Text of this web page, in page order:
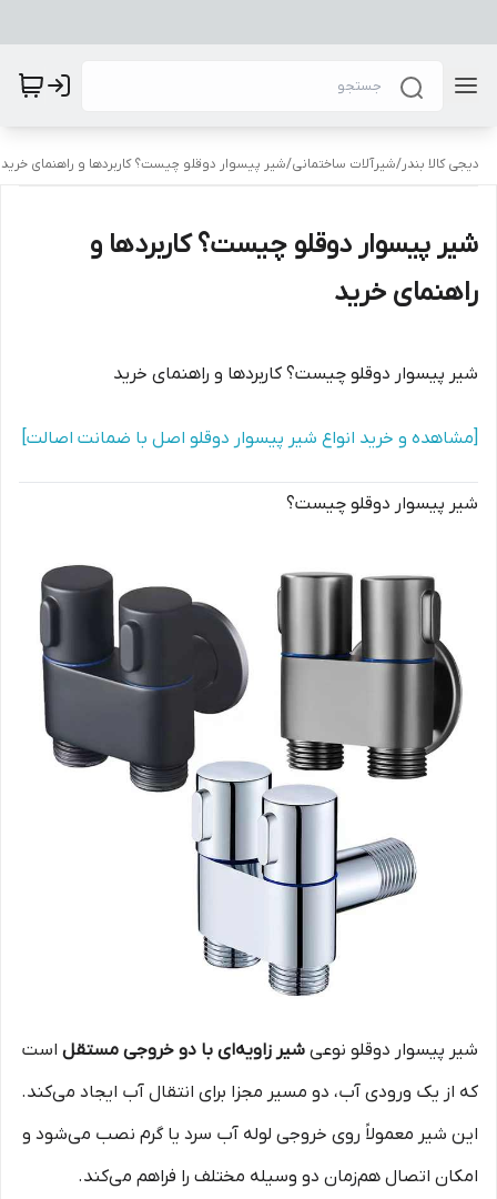
دیجی کالا بندر/شیرآلات ساختمانی/شیر پیسوار دوقلو چیست؟ کاربردها و راهنمای خرید
شیر پیسوار دوقلو چیست؟ کاربردها و
راهنمای خرید
شیر پیسوار دوقلو چیست؟ کاربردها و راهنمای خرید
[مشاهده و خرید انواع شیر پیسوار دوقلو اصل با ضمانت اصالت]
شیر پیسوار دوقلو چیست؟
شیر پیسوار دوقلو نوعی شیر زاویه‌ای با دو خروجی مستقل است
که از یک ورودی آب، دو مسیر مجزا برای انتقال آب ایجاد می‌کند.
این شیر معمولاً روی خروجی لوله آب سرد یا گرم نصب می‌شود و
امکان اتصال هم‌زمان دو وسیله مختلف را فراهم می‌کند.